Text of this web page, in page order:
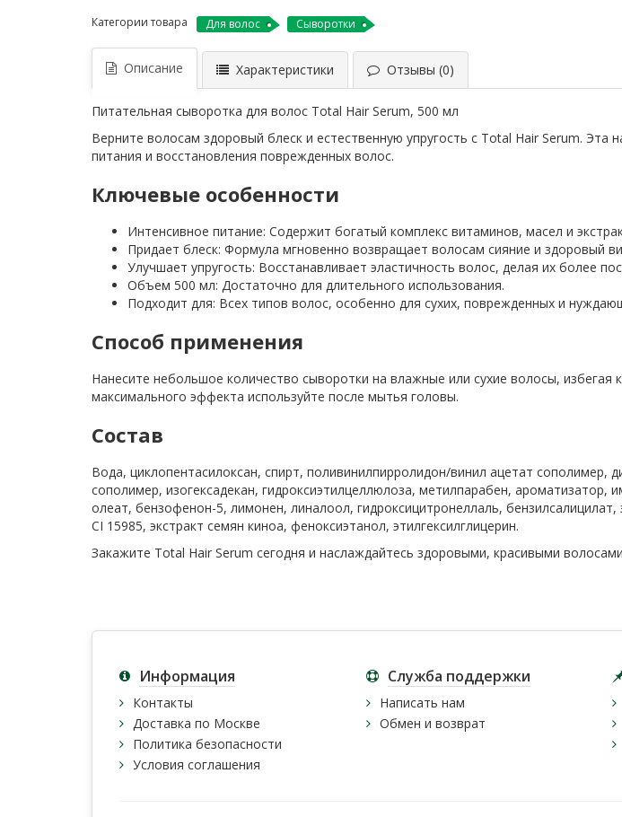
Категории товара Для волос Сыворотки
Описание Характеристики Отзывы (0)
Питательная сыворотка для волос Total Hair Serum, 500 мл
Верните волосам здоровый блеск и естественную упругость с Total Hair Serum.
питания и восстановления поврежденных волос.
Ключевые особенности
Интенсивное питание: Содержит богатый комплекс витаминов, масел и
Придает блеск: Формула мгновенно возвращает волосам сияние и здоровый
Улучшает упругость: Восстанавливает эластичность волос, делая их более
Объем 500 мл: Достаточно для длительного использования.
Подходит для: Всех типов волос, особенно для сухих, поврежденных и
Способ применения
Нанесите небольшое количество сыворотки на влажные или сухие волосы,
максимального эффекта используйте после мытья головы.
Состав
Вода, циклопентасилоксан, спирт, поливинилпирролидон/винил ацетат сополимер,
сополимер, изогексадекан, гидроксиэтилцеллюлоза, метилпарабен,
олеат, бензофенон-5, лимонен, линалоол, гидроксицитронеллаль,
CI 15985, экстракт семян киноа, феноксиэтанол, этилгексилглицерин.
Закажите Total Hair Serum сегодня и наслаждайтесь здоровыми, красивыми
Информация
Контакты
Доставка по Москве
Политика безопасности
Условия соглашения
Служба поддержки
Написать нам
Обмен и возврат